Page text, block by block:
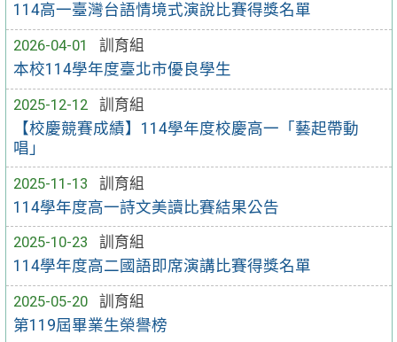
114高一臺灣台語情境式演說比賽得獎名單
2026-04-01
訓育組
本校114學年度臺北市優良學生
2025-12-12
訓育組
【校慶競賽成績】114學年度校慶高一「藝起帶動
唱」
2025-11-13
訓育組
114學年度高一詩文美讀比賽結果公告
2025-10-23
訓育組
114學年度高二國語即席演講比賽得獎名單
2025-05-20
訓育組
第119屆畢業生榮譽榜